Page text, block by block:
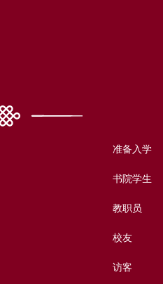
准备入学
书院学生
教职员
校友
访客